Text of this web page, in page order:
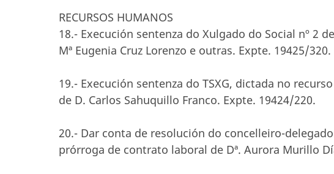
RECURSOS HUMANOS
18.- Execución sentenza do Xulgado do Social nº 2
Mª Eugenia Cruz Lorenzo e outras. Expte. 19425/320.
19.- Execución sentenza do TSXG, dictada no
de D. Carlos Sahuquillo Franco. Expte. 19424/220.
20.- Dar conta de resolución do concelleiro-
prórroga de contrato laboral de Dª. Aurora Murillo